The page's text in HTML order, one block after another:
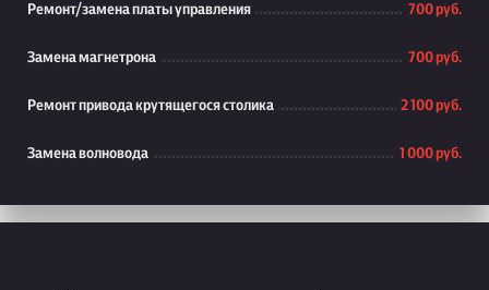
Ремонт/замена платы управления 700 руб.
Замена магнетрона 700 руб.
Ремонт привода крутящегося столика 2 100 руб.
Замена волновода 1 000 руб.